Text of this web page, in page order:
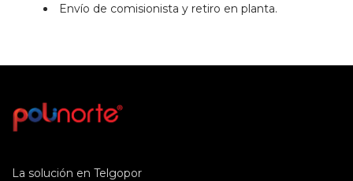
Envío de comisionista y retiro en planta.
La solución en Telgopor